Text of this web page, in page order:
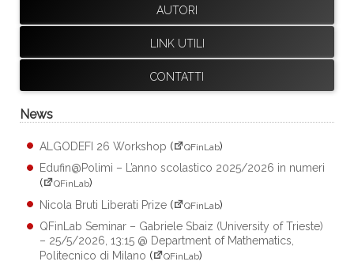
AUTORI
LINK UTILI
CONTATTI
News
ALGODEFI 26 Workshop ( QFinLab)
Edufin@Polimi – L’anno scolastico 2025/2026 in numeri
(
QFinLab)
Nicola Bruti Liberati Prize ( QFinLab)
QFinLab Seminar – Gabriele Sbaiz (University of Trieste)
– 25/5/2026, 13:15 @ Department of Mathematics,
Politecnico di Milano ( QFinLab)